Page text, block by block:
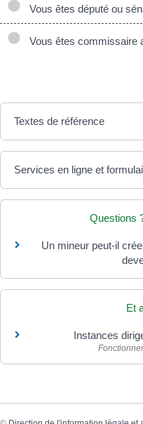
Vous êtes député ou
Vous êtes commissaire
Textes de référence
Services en ligne et
Questions
Un mineur peut-il
Et
Instances